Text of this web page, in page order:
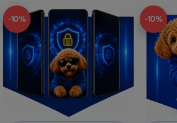
-10% -10%